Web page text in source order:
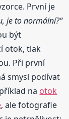
První je
je to normální?“
být
otok, tlak
Při první
smysl podívat
na otok
, ale fotografie